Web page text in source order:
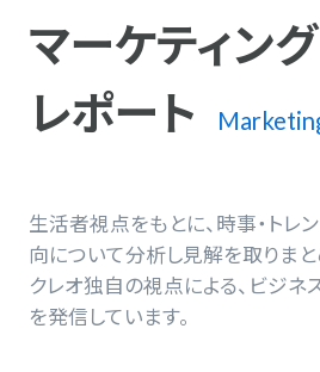
マーケティング
レポート
生活者視点をもとに、時事・トレ
向について分析し見解を取りまと
クレオ独自の視点による、ビジネ
を発信しています。